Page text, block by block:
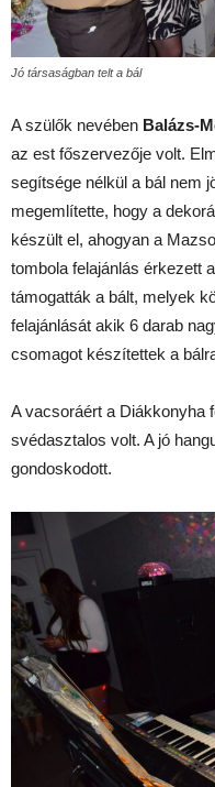
Jó társaságban telt a bál
A szülők nevében Balázs-
az est főszervezője volt.
segítsége nélkül a bál nem
megemlítette, hogy a
készült el, ahogyan a
tombola felajánlás érkezett
támogatták a bált, melyek
felajánlását akik 6 darab
csomagot készítettek a
A vacsoráért a Diákkonyha
svédasztalos volt. A jó
gondoskodott.